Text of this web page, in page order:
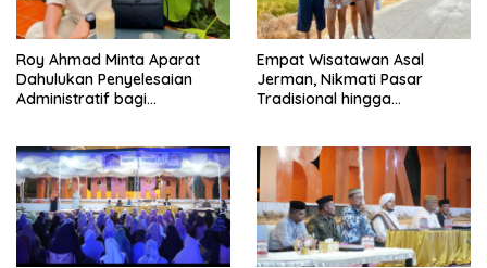
Roy Ahmad Minta Aparat
Dahulukan Penyelesaian
Administratif bagi
Empat Wisatawan Asal
Jerman, Nikmati Pasar
Tradisional hingga